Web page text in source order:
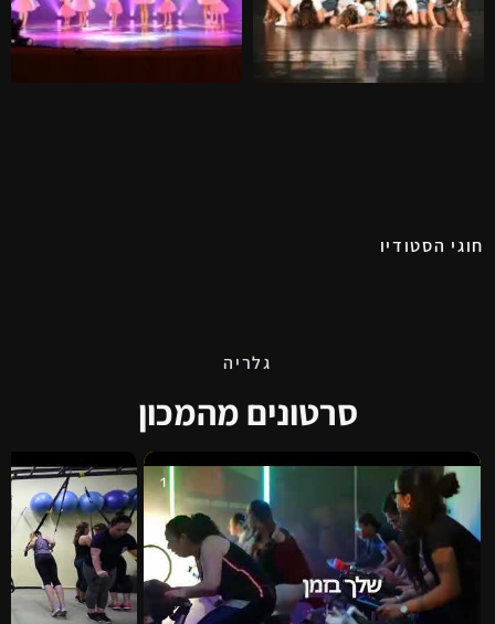
חוגי הסטודיו
גלריה
סרטונים מהמכון
1